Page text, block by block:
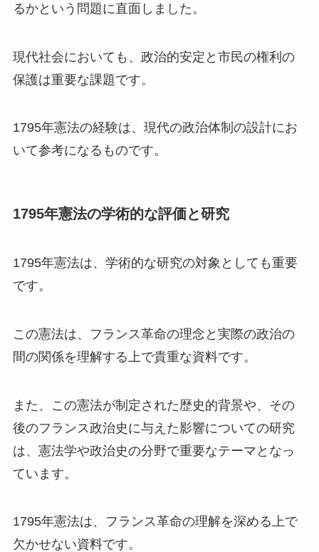
るかという問題に直面しました。
現代社会においても、政治的安定と市民の権利の
保護は重要な課題です。
1795年憲法の経験は、現代の政治体制の設計にお
いて参考になるものです。
1795年憲法の学術的な評価と研究
1795年憲法は、学術的な研究の対象としても重要
です。
この憲法は、フランス革命の理念と実際の政治の
間の関係を理解する上で貴重な資料です。
また、この憲法が制定された歴史的背景や、その
後のフランス政治史に与えた影響についての研究
は、憲法学や政治史の分野で重要なテーマとなっ
ています。
1795年憲法は、フランス革命の理解を深める上で
欠かせない資料です。